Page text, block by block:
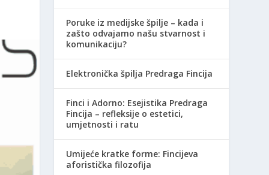
Poruke iz medijske špilje – kada i
zašto odvajamo našu stvarnost i
komunikaciju?
Elektronička špilja Predraga Fincija
Finci i Adorno: Esejistika Predraga
Fincija – refleksije o estetici,
umjetnosti i ratu
Umijeće kratke forme: Fincijeva
aforistička filozofija